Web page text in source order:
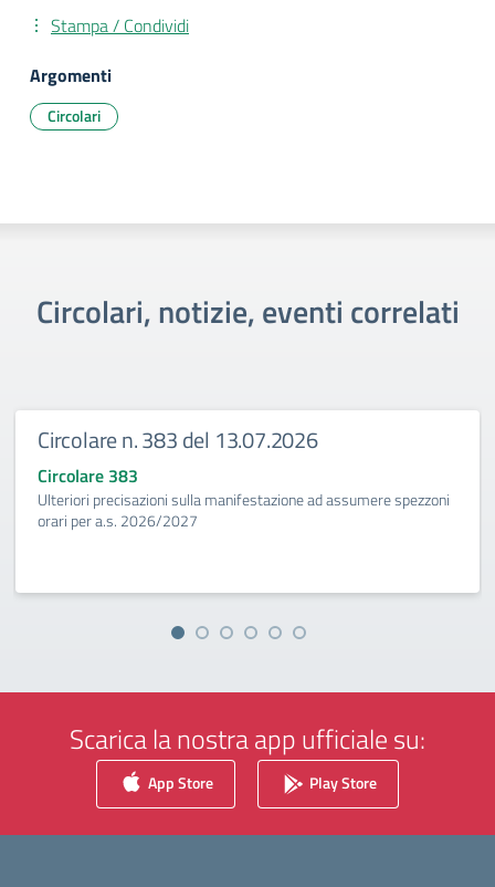
Stampa / Condividi
Argomenti
Circolari
Circolari, notizie, eventi correlati
Circolare n. 383 del 13.07.2026
Circolare 383
Ulteriori precisazioni sulla manifestazione ad assumere spezzoni
orari per a.s. 2026/2027
Scarica la nostra app ufficiale su:
App Store Play Store